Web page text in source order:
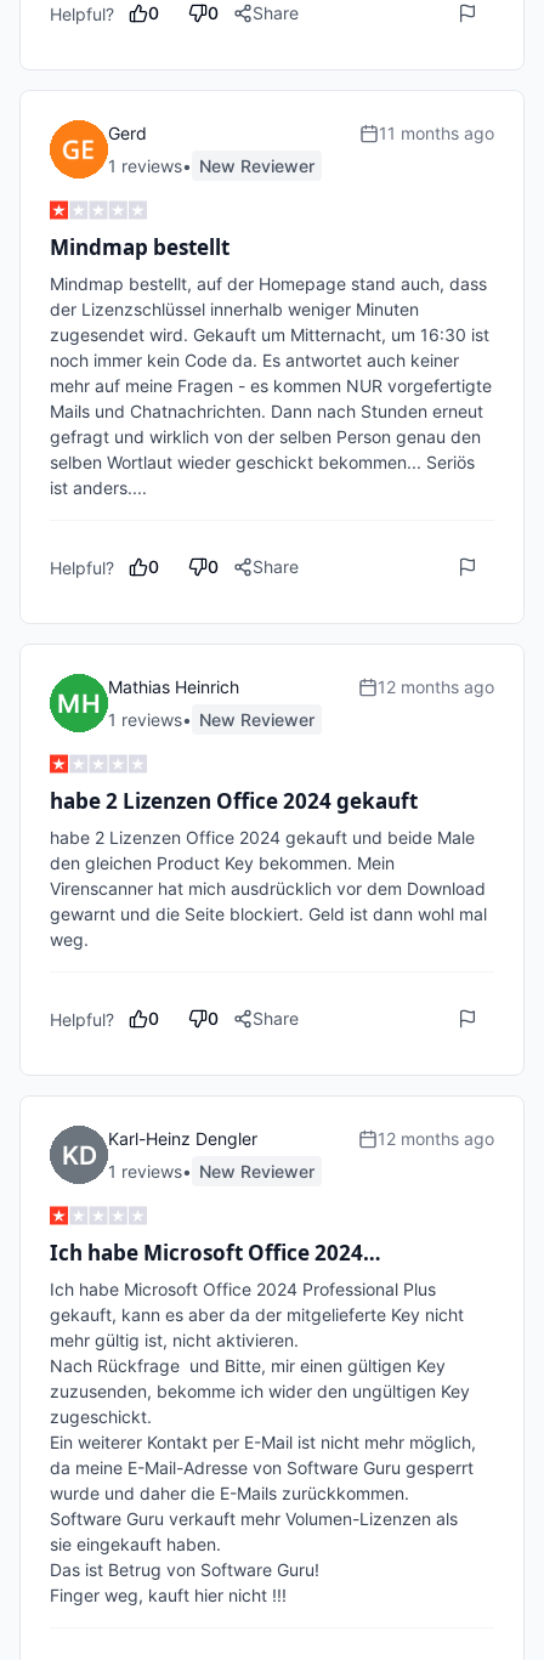
Helpful? 0 0 Share
Gerd
1 reviews• New Reviewer
11 months ago
Mindmap bestellt
Mindmap bestellt, auf der Homepage stand auch, dass
der Lizenzschlüssel innerhalb weniger Minuten
zugesendet wird. Gekauft um Mitternacht, um 16:30 ist
noch immer kein Code da. Es antwortet auch keiner
mehr auf meine Fragen - es kommen NUR vorgefertigte
Mails und Chatnachrichten. Dann nach Stunden erneut
gefragt und wirklich von der selben Person genau den
selben Wortlaut wieder geschickt bekommen... Seriös
ist anders....
Helpful? 0 0 Share
Mathias Heinrich
1 reviews• New Reviewer
12 months ago
habe 2 Lizenzen Office 2024 gekauft
habe 2 Lizenzen Office 2024 gekauft und beide Male
den gleichen Product Key bekommen. Mein
Virenscanner hat mich ausdrücklich vor dem Download
gewarnt und die Seite blockiert. Geld ist dann wohl mal
weg.
Helpful? 0 0 Share
Karl-Heinz Dengler
1 reviews• New Reviewer
12 months ago
Ich habe Microsoft Office 2024…
Ich habe Microsoft Office 2024 Professional Plus
gekauft, kann es aber da der mitgelieferte Key nicht
mehr gültig ist, nicht aktivieren.
Nach Rückfrage  und Bitte, mir einen gültigen Key
zuzusenden, bekomme ich wider den ungültigen Key
zugeschickt.
Ein weiterer Kontakt per E-Mail ist nicht mehr möglich,
da meine E-Mail-Adresse von Software Guru gesperrt
wurde und daher die E-Mails zurückkommen.
Software Guru verkauft mehr Volumen-Lizenzen als
sie eingekauft haben.
Das ist Betrug von Software Guru!